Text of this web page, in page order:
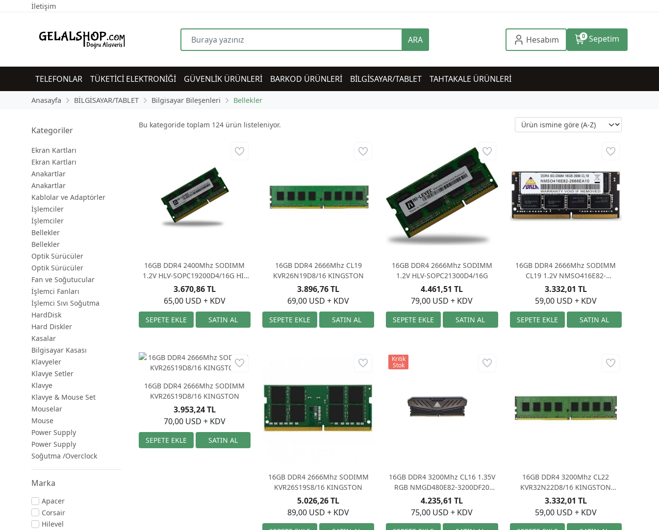
İletişim
ARA Hesabım 0 Sepetim
TELEFONLAR TÜKETİCİ ELEKTRONİĞİ GÜVENLİK ÜRÜNLERİ BARKOD ÜRÜNLERİ BİLGİSAYAR/TABLET TAHTAKALE ÜRÜNLERİ
Anasayfa BİLGİSAYAR/TABLET Bilgisayar Bileşenleri Bellekler
Kategoriler
Ekran Kartları
Ekran Kartları
Anakartlar
Anakartlar
Kablolar ve Adaptörler
İşlemciler
İşlemciler
Bellekler
Bellekler
Optik Sürücüler
Optik Sürücüler
Fan ve Soğutucular
İşlemci Fanları
İşlemci Sıvı Soğutma
HardDisk
Hard Diskler
Kasalar
Bilgisayar Kasası
Klavyeler
Klavye Setler
Klavye
Klavye & Mouse Set
Mouselar
Mouse
Power Supply
Power Supply
Soğutma /Overclock
Marka
Apacer
Corsair
Hilevel
Bu kategoride toplam 124ürün listeleniyor.
16GB DDR4 2400Mhz SODIMM
1.2V HLV-SOPC19200D4/16G HI-
LEVEL
65,00 USD + KDV
3.670,86 TL
16GB DDR4 2666Mhz CL19
KVR26N19D8/16 KINGSTON
69,00 USD + KDV
3.896,76 TL
16GB DDR4 2666Mhz SODIMM
1.2V HLV-SOPC21300D4/16G
79,00 USD + KDV
4.461,51 TL
16GB DDR4 2666Mhz SODIMM
CL19 1.2V NMSO416E82-
2666EA10 NEOFORZA
59,00 USD + KDV
3.332,01 TL
16GB DDR4 2666Mhz SODIMM
KVR26S19D8/16 KINGSTON
70,00 USD + KDV
3.953,24 TL
16GB DDR4 2666Mhz SODIMM
KVR26S19S8/16 KINGSTON
89,00 USD + KDV
5.026,26 TL
16GB DDR4 3200Mhz CL16 1.35V
RGB NMGD480E82-3200DF20
NEOFORZA 2x8G
75,00 USD + KDV
4.235,61 TL
Kritik
Stok
16GB DDR4 3200Mhz CL22
KVR32N22D8/16 KINGSTON
1x16G
59,00 USD + KDV
3.332,01 TL